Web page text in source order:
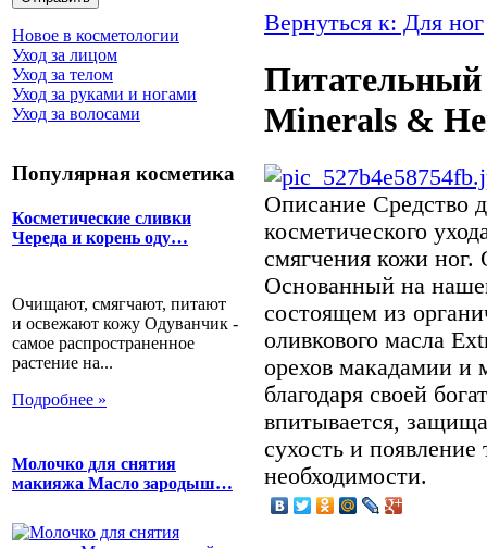
Новое в косметологии
Уход за лицом
Уход за телом
Уход за руками и ногами
Уход за волосами
Популярная косметика
Косметические сливки
Череда и корень оду…
Очищают, смягчают, питают
и освежают кожу Одуванчик -
самое распространенное
растение на...
Подробнее »
Молочко для снятия
макияжа Масло зародыш…
Вернуться к: Для ног
Питательный
Minerals &
Описание Средство
косметического
смягчения кожи
Основанный на
состоящем из
оливкового масла
орехов макадамии и
благодаря своей
впитывается,
сухость и
необходимости.